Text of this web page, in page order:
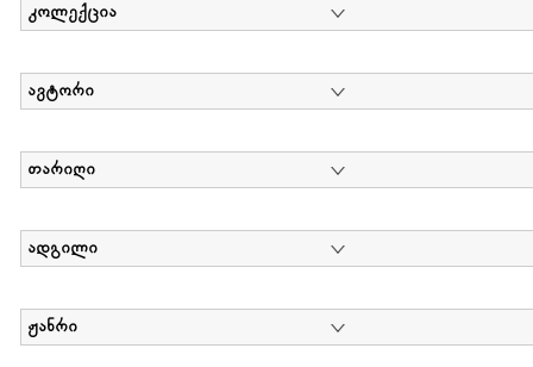
კოლექცია
ავტორი
თარიღი
ადგილი
ჟანრი